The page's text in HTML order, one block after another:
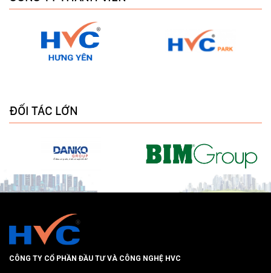
ĐỐI TÁC LỚN
CÔNG TY CỔ PHẦN ĐẦU TƯ VÀ CÔNG NGHỆ HVC